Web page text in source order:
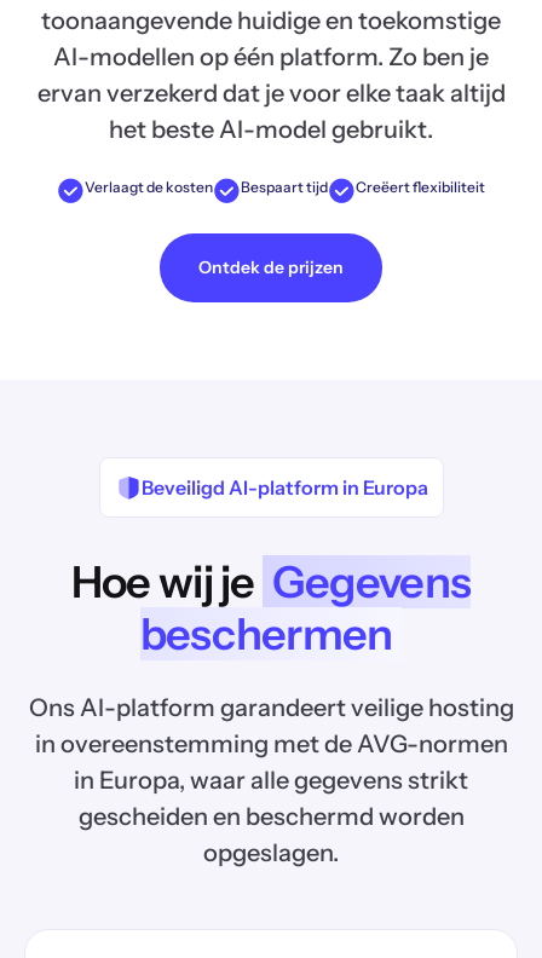
toonaangevende huidige en toekomstige
AI-modellen op één platform. Zo ben je
ervan verzekerd dat je voor elke taak altijd
het beste AI-model gebruikt.
Verlaagt de kosten Bespaart tijd Creëert flexibiliteit
Ontdek de prijzen
Beveiligd AI-platform in Europa
Hoe wij je Gegevens
beschermen
Ons AI-platform garandeert veilige hosting
in overeenstemming met de AVG-normen
in Europa, waar alle gegevens strikt
gescheiden en beschermd worden
opgeslagen.